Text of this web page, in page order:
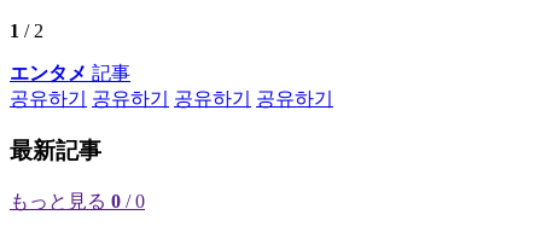
1 / 2
エンタメ 記事
공유하기
공유하기 공유하기 공유하기
最新記事
もっと見る 0 / 0